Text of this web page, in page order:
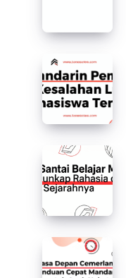
Profesional
Tingkatkan
Motivasi
di
Abad
Ke-
Mandarin
Pemula:
5
Kesalahan
Lucu
Mahasiswa
Terbaru
Tips
Santai
Belajar
Mandarin:
Mengungkap
Rahasia
dari
Masa
Depan